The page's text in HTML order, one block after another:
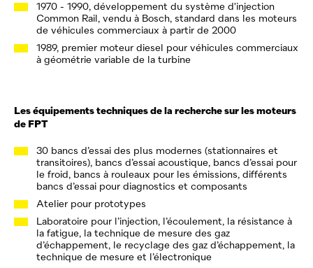
1970 - 1990, développement du système d'injection
Common Rail, vendu à Bosch, standard dans les moteurs
de véhicules commerciaux à partir de 2000
1989, premier moteur diesel pour véhicules commerciaux
à géométrie variable de la turbine
Les équipements techniques de la recherche sur les moteurs
de FPT
30 bancs d’essai des plus modernes (stationnaires et
transitoires), bancs d’essai acoustique, bancs d’essai pour
le froid, bancs à rouleaux pour les émissions, différents
bancs d’essai pour diagnostics et composants
Atelier pour prototypes
Laboratoire pour l’injection, l’écoulement, la résistance à
la fatigue, la technique de mesure des gaz
d’échappement, le recyclage des gaz d’échappement, la
technique de mesure et l’électronique